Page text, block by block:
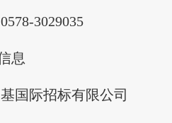
3029035
息
际招标有限公司